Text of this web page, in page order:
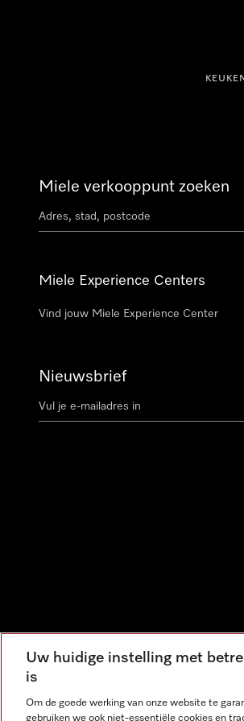
KEUKEN
Miele verkooppunt zoeken
Miele Experience Centers
Vind jouw Miele Experience Center
Nieuwsbrief
Uw huidige instelling met
is
Om de goede werking van onze website te
gebruiken we ook niet-essentiële cookies en